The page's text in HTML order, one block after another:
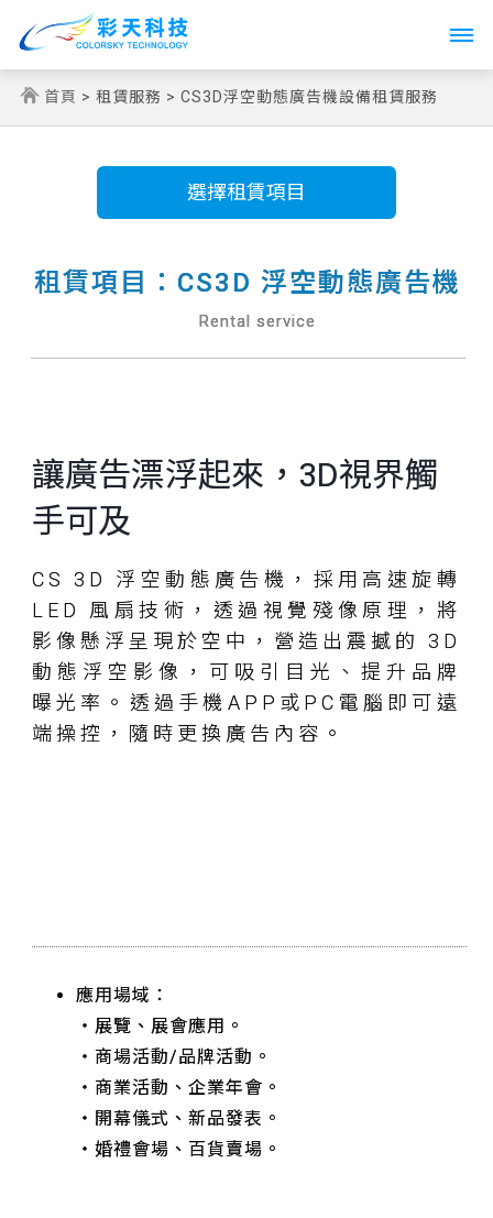
Toggle
首頁 > 租賃服務 > CS3D浮空動態廣告機設備租賃服務
選擇租賃項目
租賃項目：CS3D 浮空動態廣告機
Rental service
讓廣告漂浮起來，3D視界觸
手可及
CS 3D 浮空動態廣告機，採用高速旋轉
LED 風扇技術，透過視覺殘像原理，將
影像懸浮呈現於空中，營造出震撼的 3D
動態浮空影像，可吸引目光、提升品牌
曝光率。透過手機APP或PC電腦即可遠
端操控，隨時更換廣告內容。
應用場域：
‧展覽、展會應用。
‧商場活動/品牌活動。
‧商業活動、企業年會。
‧開幕儀式、新品發表。
‧婚禮會場、百貨賣場。